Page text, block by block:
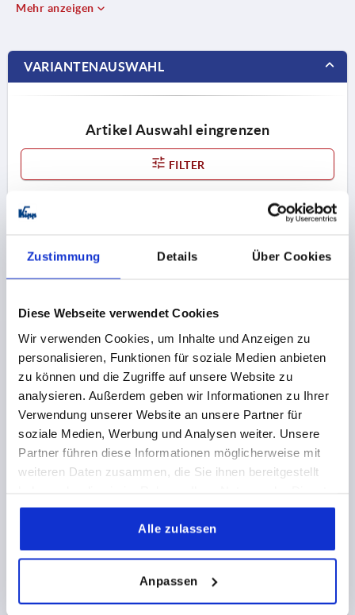
Zustimmung Details Über Cookies
Diese Webseite verwendet Cookies
Wir verwenden Cookies, um Inhalte und Anzeigen zu
personalisieren, Funktionen für soziale Medien anbieten
zu können und die Zugriffe auf unsere Website zu
analysieren. Außerdem geben wir Informationen zu Ihrer
Verwendung unserer Website an unsere Partner für
soziale Medien, Werbung und Analysen weiter. Unsere
Partner führen diese Informationen möglicherweise mit
weiteren Daten zusammen, die Sie ihnen bereitgestellt
gesammelt haben.
Alle zulassen
Anpassen
Mehr anzeigen
VARIANTENAUSWAHL
Artikel Auswahl eingrenzen
FILTER
K0128
SPANNER, GR.1 M10, A=150, FORM:0°,
GRIFFLÄNGE=150 A2=48
D2=17
D3=22 D4=36 H=31 H1=4,5 H2=15,5
H3=3